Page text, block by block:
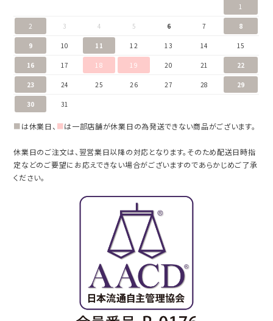
1
2 3 4 5 6 7 8
9 10 11 12 13 14 15
16 17 18 19 20 21 22
23 24 25 26 27 28 29
30 31
■は休業日、 ■は一部店舗が休業日の為発送できない商品がございます。
休業日のご注文は、翌営業日以降の対応となります。そのため配送日時指
定などのご要望にお応えできない場合がございますのであらかじめご了承
ください。